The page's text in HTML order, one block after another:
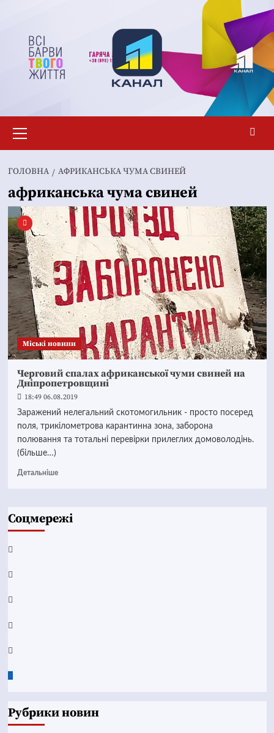
вмісту
меню
ГОЛОВНА АФРИКАНСЬКА ЧУМА СВИНЕЙ
африканська чума свиней
Mіські новини
Черговий спалах африканської чуми свиней на
Дніпропетровщині
18:49 06.08.2019
Заражений нелегальний скотомогильник - просто посеред
поля, трикілометрова карантинна зона, заборона
полювання та тотальні перевірки прилеглих домоволодінь.
(більше…)
Детальніше
Соцмережі
Facebook
YouTube
Telegram
Instagram
Twitter
Google
Рубрики новин